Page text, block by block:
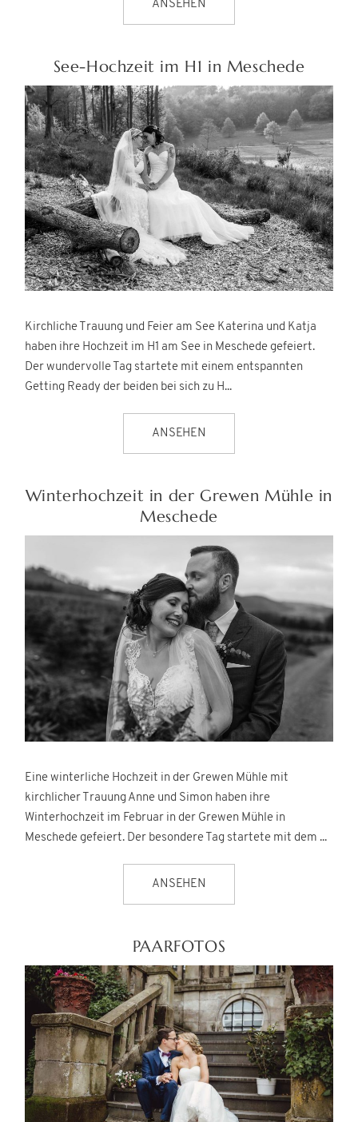
ANSEHEN
See-Hochzeit im H1 in Meschede
Kirchliche Trauung und Feier am See Katerina und Katja
haben ihre Hochzeit im H1 am See in Meschede gefeiert.
Der wundervolle Tag startete mit einem entspannten
Getting Ready der beiden bei sich zu H...
ANSEHEN
Winterhochzeit in der Grewen Mühle in
Meschede
Eine winterliche Hochzeit in der Grewen Mühle mit
kirchlicher Trauung Anne und Simon haben ihre
Winterhochzeit im Februar in der Grewen Mühle in
Meschede gefeiert. Der besondere Tag startete mit dem ...
ANSEHEN
PAARFOTOS